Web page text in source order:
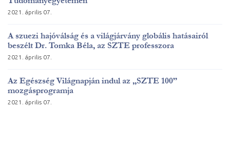
2021. április 07.
A szuezi hajóválság és a világjárvány globális hatásairól
beszélt Dr. Tomka Béla, az SZTE professzora
2021. április 07.
Az Egészség Világnapján indul az „SZTE 100”
mozgásprogramja
2021. április 07.